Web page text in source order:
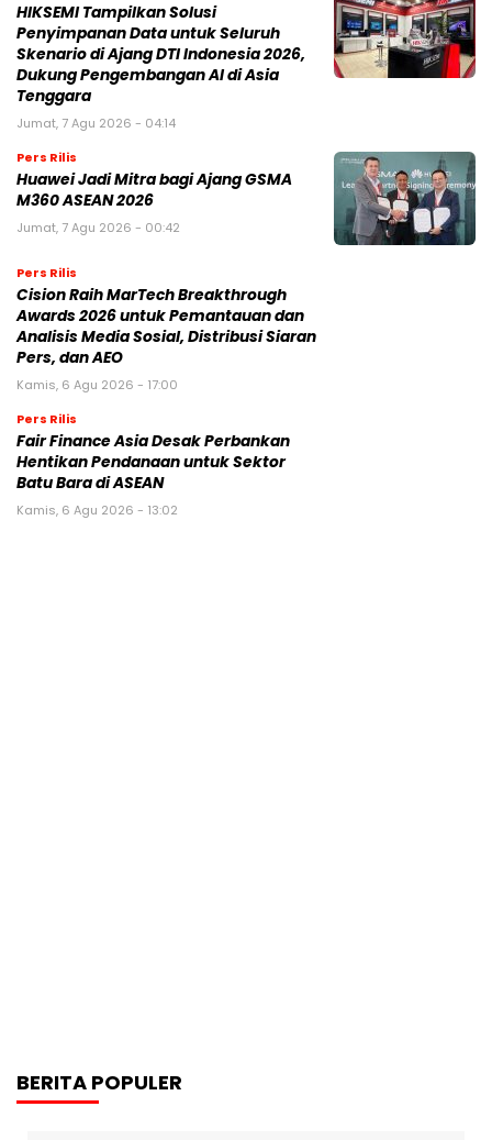
HIKSEMI Tampilkan Solusi
Penyimpanan Data untuk Seluruh
Skenario di Ajang DTI Indonesia 2026,
Dukung Pengembangan AI di Asia
Tenggara
Jumat, 7 Agu 2026 - 04:14
Pers Rilis
Huawei Jadi Mitra bagi Ajang GSMA
M360 ASEAN 2026
Jumat, 7 Agu 2026 - 00:42
Pers Rilis
Cision Raih MarTech Breakthrough
Awards 2026 untuk Pemantauan dan
Analisis Media Sosial, Distribusi Siaran
Pers, dan AEO
Kamis, 6 Agu 2026 - 17:00
Pers Rilis
Fair Finance Asia Desak Perbankan
Hentikan Pendanaan untuk Sektor
Batu Bara di ASEAN
Kamis, 6 Agu 2026 - 13:02
BERITA POPULER